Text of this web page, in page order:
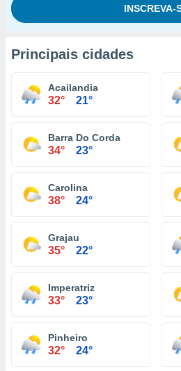
Principais cidades
Acailandia
32° 21°
Barra Do Corda
34° 23°
Carolina
38° 24°
Grajau
35° 22°
Imperatriz
33° 23°
Pinheiro
32° 24°